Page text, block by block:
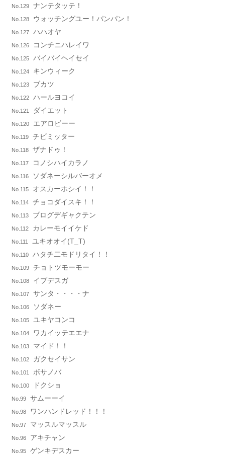
No.129 ナンテタッテ！
No.128 ウォッチングユー！パンパン！
No.127 ハハオヤ
No.126 コンチニハレイワ
No.125 バイバイヘイセイ
No.124 キンウィーク
No.123 ブカツ
No.122 ハールヨコイ
No.121 ダイエット
No.120 エアロビーー
No.119 チビミッター
No.118 ザナドゥ！
No.117 コノシハイカラノ
No.116 ソダネーシルバーオメ
No.115 オスカーホシイ！！
No.114 チョコダイスキ！！
No.113 ブログデギャクテン
No.112 カレーモイイケド
No.111 ユキオオイ(T_T)
No.110 ハタチ二モドリタイ！！
No.109 チョトツモーモー
No.108 イブデスガ
No.107 サンタ・・・・ナ
No.106 ソダネー
No.105 ユキヤコンコ
No.104 ワカイッテエエナ
No.103 マイド！！
No.102 ガクセイサン
No.101 ボサノバ
No.100 ドクショ
No.99 サムーーイ
No.98 ワンハンドレッド！！！
No.97 マッスルマッスル
No.96 アキチャン
No.95 ゲンキデスカー